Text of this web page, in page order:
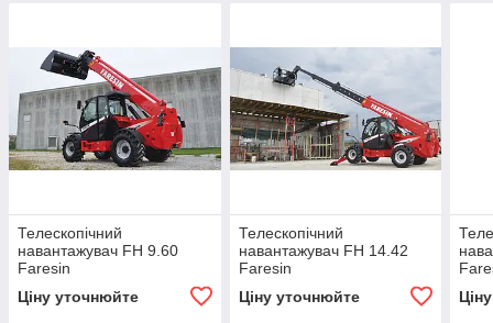
Телескопічний
навантажувач FH 9.60
Faresin
Ціну уточнюйте
Телескопічний
навантажувач FH 14.42
Faresin
Ціну уточнюйте